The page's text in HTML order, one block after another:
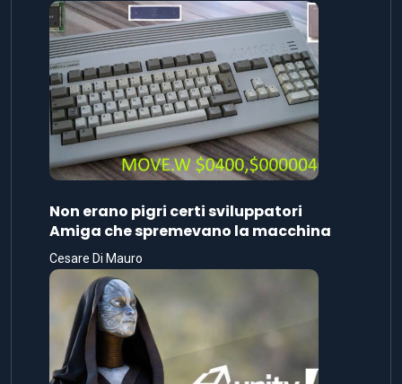
Non erano pigri certi sviluppatori
Amiga che spremevano la macchina
Cesare Di Mauro